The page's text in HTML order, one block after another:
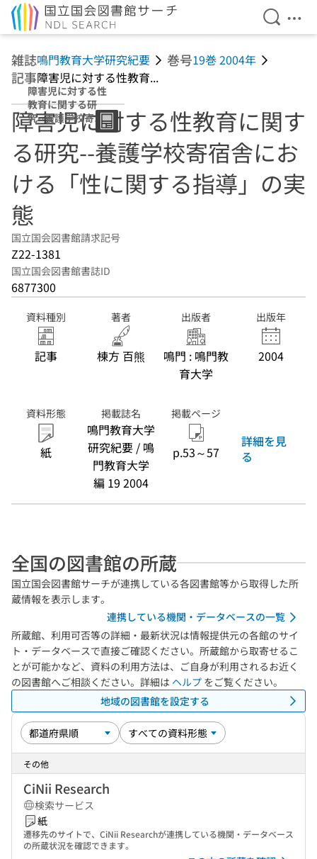
検索を
メ
雑誌鳴門教育大学研究紀要 巻号19巻 2004年
記事障害児に対する性教育...
障害児に対する性
教育に関する研
究--養護学校寄宿
舎における「性に
関する指導」の実
態
障害児に対する性教育に関す
る研究--養護学校寄宿舎にお
ける「性に関する指導」の実
態
国立国会図書館請求記号
Z22-1381
国立国会図書館書誌ID
6877300
資料種別
記事
著者
棟方 百熊
出版者
鳴門 : 鳴門教
育大学
出版年
2004
資料形態
紙
掲載誌名
鳴門教育大学
研究紀要 / 鳴
門教育大学
編 19 2004
掲載ページ
p.53～57
詳細を見
る
全国の図書館の所蔵
国立国会図書館サーチが連携している各図書館等から取得した所
蔵情報を表示します。
連携している機関・データベースの一覧
所蔵館、利用可否等の詳細・最新状況は情報提供元の各館のサイ
ト・データベースで直接ご確認ください。所蔵館から取寄せるこ
とが可能かなど、資料の利用方法は、ご自身が利用されるお近く
の図書館へご相談ください。詳細は ヘルプ をご覧ください。
地域の図書館を設定する
その他
CiNii Research
検索サービス
紙
遷移先のサイトで、CiNii Researchが連携している機関・データベース
の所蔵状況を確認できます。